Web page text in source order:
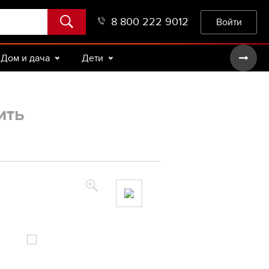
8 800 222 9012 Войти
Дом и дача Дети